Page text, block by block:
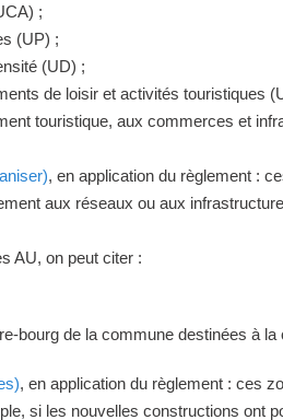
;
(UP) ;
(UD) ;
de loisir et activités touristiques
touristique, aux commerces et
, en application du règlement :
aux réseaux ou aux
AU, on peut citer :
bourg de la commune destinées à
, en application du règlement : ces
si les nouvelles constructions ont